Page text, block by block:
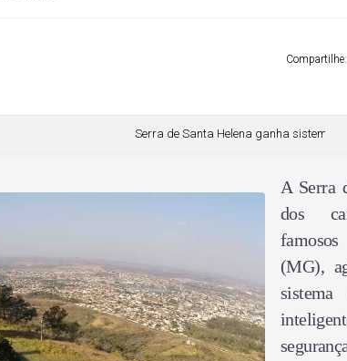
Compartilhe:
Serra de Santa Helena ganha sistema de
A Serra
dos
(MG),